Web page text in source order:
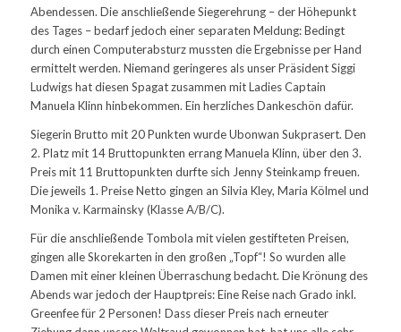
Abendessen. Die anschließende Siegerehrung – der Höhepunkt
des Tages – bedarf jedoch einer separaten Meldung: Bedingt
durch einen Computerabsturz mussten die Ergebnisse per Hand
ermittelt werden. Niemand geringeres als unser Präsident Siggi
Ludwigs hat diesen Spagat zusammen mit Ladies Captain
Manuela Klinn hinbekommen. Ein herzliches Dankeschön dafür.
Siegerin Brutto mit 20 Punkten wurde Ubonwan Sukprasert. Den
2. Platz mit 14 Bruttopunkten errang Manuela Klinn, über den 3.
Preis mit 11 Bruttopunkten durfte sich Jenny Steinkamp freuen.
Die jeweils 1. Preise Netto gingen an Silvia Kley, Maria Kölmel und
Monika v. Karmainsky (Klasse A/B/C).
Für die anschließende Tombola mit vielen gestifteten Preisen,
gingen alle Skorekarten in den großen „Topf“! So wurden alle
Damen mit einer kleinen Überraschung bedacht. Die Krönung des
Abends war jedoch der Hauptpreis: Eine Reise nach Grado inkl.
Greenfee für 2 Personen! Dass dieser Preis nach erneuter